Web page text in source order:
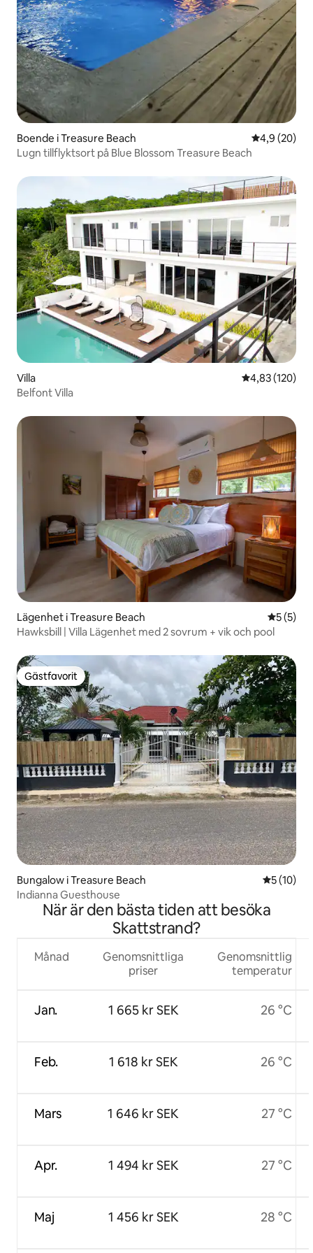
Boende i Treasure Beach 4,9 av 5 i
4,9 (20)
Lugn tillflyktsort på Blue Blossom Treasure Beach
Villa 4,83 av 5 i
4,83 (120)
Belfont Villa
Lägenhet i Treasure Beach 5 av 5 i
5 (5)
Hawksbill | Villa Lägenhet med 2 sovrum + vik och pool
Gästfavorit
Gästfavorit
Bungalow i Treasure Beach 5 av 5 i
5 (10)
Indianna Guesthouse
När är den bästa tiden att besöka
Skattstrand?
Månad
Jan.
Feb.
Mars
Apr.
Maj
Genomsnittliga
priser
1 665 kr SEK
1 618 kr SEK
1 646 kr SEK
1 494 kr SEK
1 456 kr SEK
Genomsnittlig
temperatur
26 °C
26 °C
27 °C
27 °C
28 °C